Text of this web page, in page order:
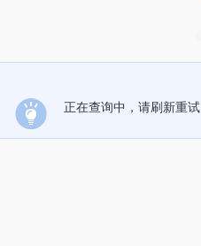
正在查询中，请刷新重试